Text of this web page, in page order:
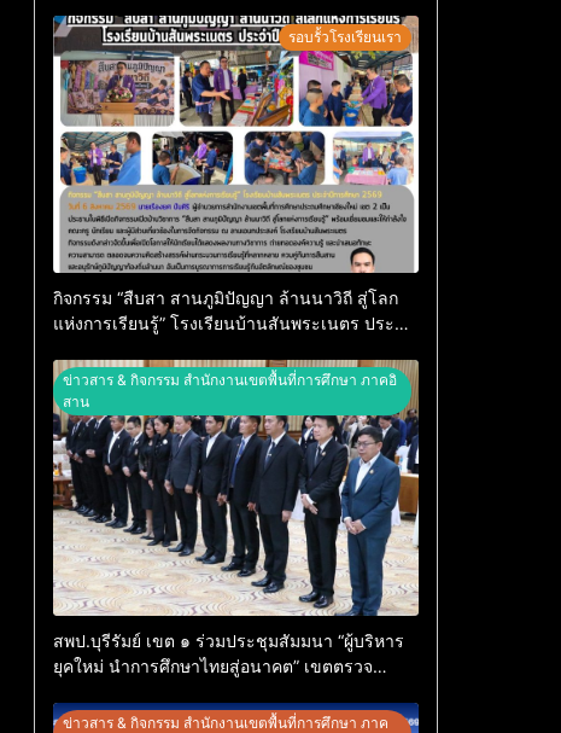
รอบรั้วโรงเรียนเรา
กิจกรรม “สืบสา สานภูมิปัญญา ล้านนาวิถี สู่โลก
แห่งการเรียนรู้” โรงเรียนบ้านสันพระเนตร ประจำ
ข่าวสาร & กิจกรรม สำนักงานเขตพื้นที่การศึกษา ภาคอิ
สาน
สพป.บุรีรัมย์ เขต ๑ ร่วมประชุมสัมมนา “ผู้บริหาร
ยุคใหม่ นำการศึกษาไทยสู่อนาคต” เขตตรวจ
ข่าวสาร & กิจกรรม สำนักงานเขตพื้นที่การศึกษา ภาค